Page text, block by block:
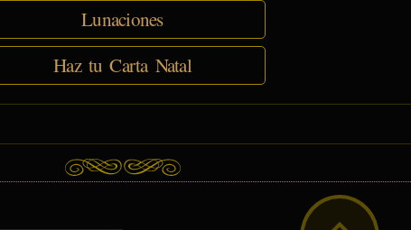
Lunaciones
Haz tu Carta Natal